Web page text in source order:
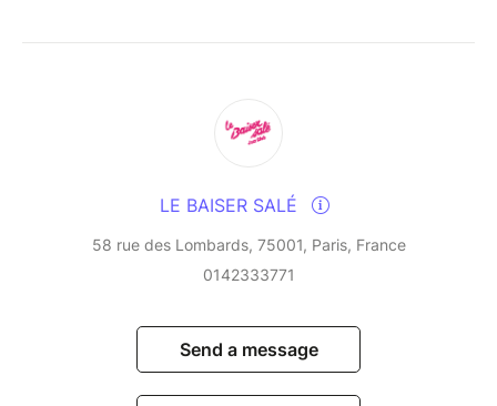
and their love of cultural fusion. This residency, a
and modernity in a rare alchemy, fuelled by years of
uninterrupted musical dialogue.
LE BAISER SALÉ
58 rue des Lombards, 75001, Paris, France
0142333771
Send a message